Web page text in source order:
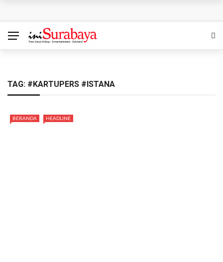
Bersertifikat Halal
Ambisi Besar di Era AI: Indosat Bangun ‘Pabrik AI’ untuk
TAG: #KARTUPERS #ISTANA
BERANDA HEADLINE